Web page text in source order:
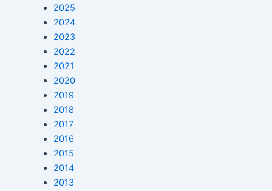
2025
2024
2023
2022
2021
2020
2019
2018
2017
2016
2015
2014
2013